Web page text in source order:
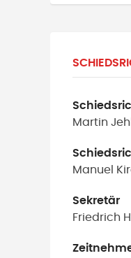
Martin
Manuel
Sekretär
Friedrich